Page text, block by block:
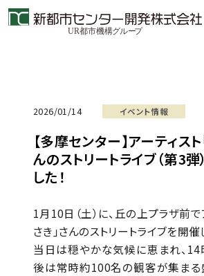
2026/01/14 イベント情報
【多摩センター】アーティスト
んのストリートライブ（第3弾
した！
1月10日（土）に、丘の上プラザ前で
さき」さんのストリートライブを開催
当日は穏やかな気候に恵まれ、
後は常時約100名の観客が集まる